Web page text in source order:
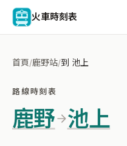
火車時刻表
首頁/鹿野站/到 池上
路線時刻表
鹿野 池上